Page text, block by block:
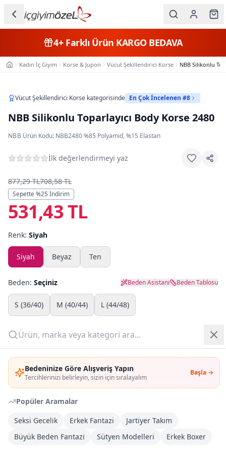
Bedeninize Göre Alışveriş Yapın
Tercihlerinizi belirleyin, sizin için sıralayalım
Başla →
Popüler Aramalar
Seksi Gecelik
Erkek Fantazi
Jartiyer Takım
Büyük Beden Fantazi
Sütyen Modelleri Erkek Boxer
Kategorileri
Erkek
Çocuk
Fantazi
Büyük
Markalar
Yazlık Pijama
Kampanyalar
Yeni Gelenler
OUTLET
Giriş Yap
Üye Ol
4+Farklı Ürün KARGO BEDAVA
Ana SayfaKadın İç Giyim Korse & Jupon Vücut Şekillendirici Korse NBB Silikonlu
Vücut Şekillendirici Korse kategorisinde En Çok İncelenen #8
NBB Silikonlu Toparlayıcı Body Korse 2480
NBB·Ürün Kodu: NBB2480·%85 Polyamid, %15 Elastan
İlk değerlendirmeyi yaz
877,29 TL708,58 TL
Sepette %25 İndirim
531,43 TL
Renk: Siyah
Siyah Beyaz Ten
Beden: Seçiniz Beden Asistanı Beden Tablosu
S (36/40) M (40/44) L (44/48)
Adet:
Sepete Ekle
Şimdi Al
DHL Kargoya Teslim
Bugün kargoda( 11 saat 52 dk)